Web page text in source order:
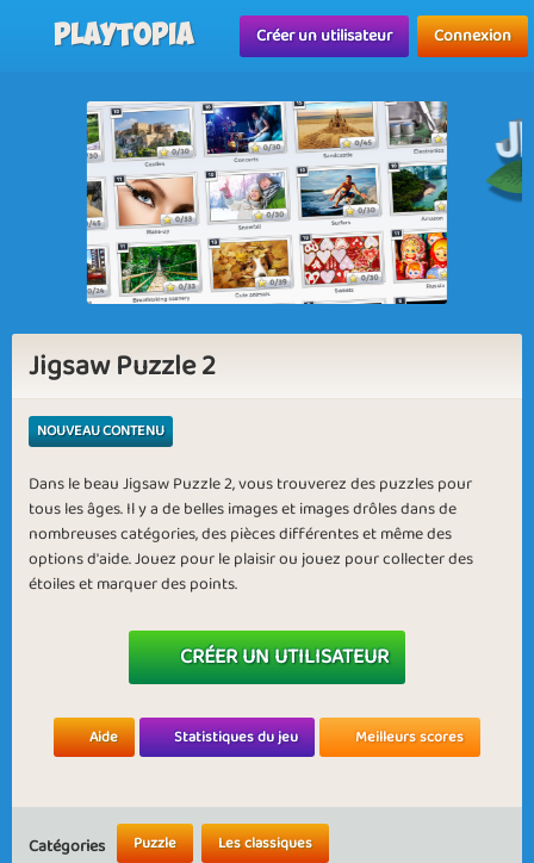
Playtopia Créer un utilisateur Connexion
Jigsaw Puzzle 2
NOUVEAU CONTENU
Dans le beau Jigsaw Puzzle 2, vous trouverez des puzzles pour
tous les âges. Il y a de belles images et images drôles dans de
nombreuses catégories, des pièces différentes et même des
options d'aide. Jouez pour le plaisir ou jouez pour collecter des
étoiles et marquer des points.
CRÉER UN UTILISATEUR
Aide Statistiques du jeu Meilleurs scores
Catégories Puzzle Les classiques